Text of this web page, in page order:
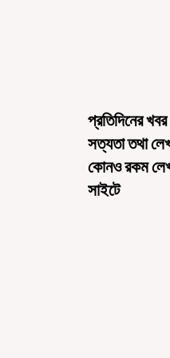
প্রতিদিনের
সত্যতা তথা
কোনও রকম
সাইটে